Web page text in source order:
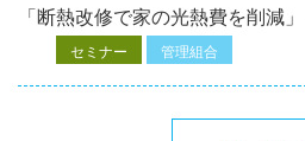
「断熱改修で家の光熱費を削減
セミナー 管理組合